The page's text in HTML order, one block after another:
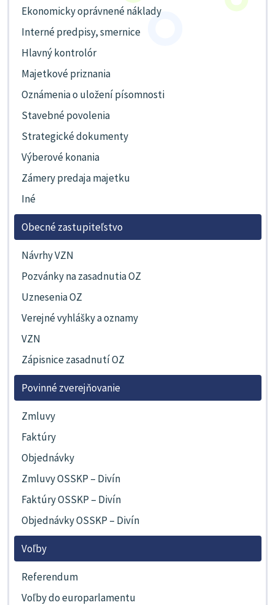
Ekonomicky oprávnené náklady
Interné predpisy, smernice
Hlavný kontrolór
Majetkové priznania
Oznámenia o uložení písomnosti
Stavebné povolenia
Strategické dokumenty
Výberové konania
Zámery predaja majetku
Iné
Obecné zastupiteľstvo
Návrhy VZN
Pozvánky na zasadnutia OZ
Uznesenia OZ
Verejné vyhlášky a oznamy
VZN
Zápisnice zasadnutí OZ
Povinné zverejňovanie
Zmluvy
Faktúry
Objednávky
Zmluvy OSSKP – Divín
Faktúry OSSKP – Divín
Objednávky OSSKP – Divín
Voľby
Referendum
Voľby do europarlamentu